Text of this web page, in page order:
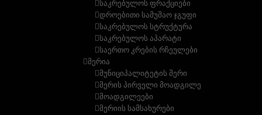
საკრებულოს ფრაქციები
დროებითი სამუშაო ჯგუფი
საკრებულოს სტრუქტურა
საკრებულოს აპარატი
საერთო კრების რჩეულები
მერია
მუნიციპალიტეტის მერი
მერის პირველი მოადგილე
მოადგილეები
მერიის სამსახურები